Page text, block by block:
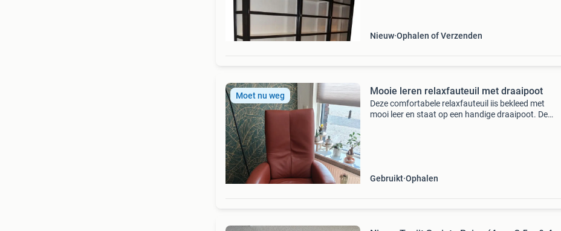
Nieuw Ophalen of Verzenden
Moet nu weg Mooie leren relaxfauteuil met draaipoot
Deze comfortabele relaxfauteuil iis bekleed met
mooi leer en staat op een handige draaipoot. De
Gebruikt Ophalen